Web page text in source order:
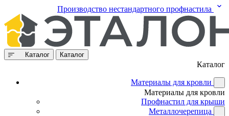
Производство нестандартного профнастила
Каталог Каталог
Каталог
Материалы для кровли
Материалы для кровли
Профнастил для крыши
Металлочерепица